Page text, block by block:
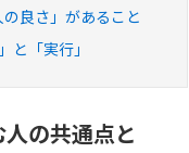
良さ」があること
と「実行」
の共通点と